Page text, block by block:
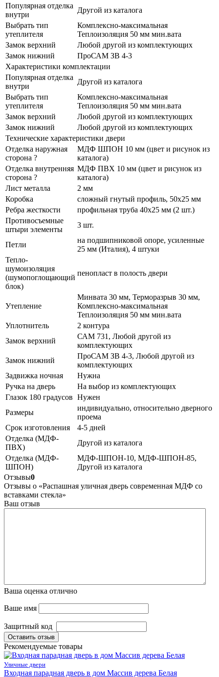
Популярная отделка
внутри
Другой из каталога
Выбрать тип
утеплителя
Комплексно-максимальная
Теплоизоляция 50 мм мин.вата
Замок верхний
Любой другой из комплектующих
Замок нижний
ПроСАМ ЗВ 4-3
Характеристики комплектации
Популярная отделка
внутри
Другой из каталога
Выбрать тип
утеплителя
Комплексно-максимальная
Теплоизоляция 50 мм мин.вата
Замок верхний
Любой другой из комплектующих
Замок нижний
Любой другой из комплектующих
Технические характеристики двери
Отделка наружная
сторона ?
МДФ ШПОН 10 мм (цвет и рисунок из
каталога)
Отделка внутренняя
сторона ?
МДФ ПВХ 10 мм (цвет и рисунок из
каталога)
Лист металла
2 мм
Коробка
сложный гнутый профиль, 50x25 мм
Ребра жесткости
профильная труба 40х25 мм (2 шт.)
Противосъемные
штыри элементы
3 шт.
Петли
на подшипниковой опоре, усиленные
25 мм (Италия), 4 штуки
Тепло-
шумоизоляция
(шумопоглощающий
блок)
пенопласт в полость двери
Утепление
Минвата 30 мм, Терморазрыв 30 мм,
Комплексно-максимальная
Теплоизоляция 50 мм мин.вата
Уплотнитель
2 контура
Замок верхний
САМ 731, Любой другой из
комплектующих
Замок нижний
ПроСАМ ЗВ 4-3, Любой другой из
комплектующих
Задвижка ночная
Нужна
Ручка на дверь
На выбор из комплектующих
Глазок 180 градусов Нужен
Размеры
индивидуально, относительно дверного
проема
Срок изготовления
4-5 дней
Отделка (МДФ-
ПВХ)
Другой из каталога
Отделка (МДФ-
ШПОН)
МДФ-ШПОН-10, МДФ-ШПОН-85,
Другой из каталога
Отзывы0
Отзывы о «Распашная уличная дверь современная МДФ со
вставками стекла»
Ваш отзыв
Ваша оценка отлично
Ваше имя
Защитный код
Оставить отзыв
Рекомендуемые товары
Уличные двери
Входная парадная дверь в дом Массив дерева Белая